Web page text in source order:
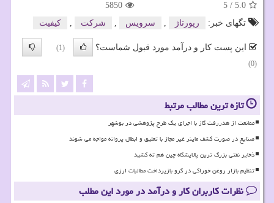
5.0
/
5
5850
تگهای خبر:
رپورتاژ , سرویس , شركت , كیفیت
این پست کار و درآمد مورد قبول شماست؟
(1)
(0)
تازه ترین مطالب مرتبط
ممانعت از هدررفت گاز با اجرای یک طرح پژوهشی در بوشهر
صنایع در صورت کشف ماینر غیر مجاز با تعلیق و ابطال پروانه مواجه می شوند
ذخایر نفتی بزرگ ترین پالایشگاه چین هم ته کشید
تنظیم بازار روغن خوراکی در گرو بازپرداخت مطالبات ارزی
نظرات کاربران کار و درآمد در مورد این مطلب